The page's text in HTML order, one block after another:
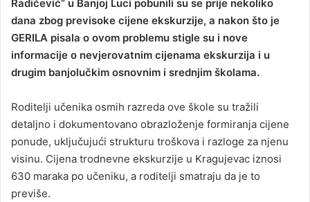
Radičević“ u Banjoj Luci pobunili su se prije nekoliko
dana zbog previsoke cijene ekskurzije, a nakon što je
GERILA pisala o ovom problemu stigle su i nove
informacije o nevjerovatnim cijenama ekskurzija i u
drugim banjolučkim osnovnim i srednjim školama.
Roditelji učenika osmih razreda ove škole su tražili
detaljno i dokumentovano obrazloženje formiranja cijene
ponude, uključujući strukturu troškova i razloge za njenu
visinu. Cijena trodnevne ekskurzije u Kragujevac iznosi
630 maraka po učeniku, a roditelji smatraju da je to
previše.